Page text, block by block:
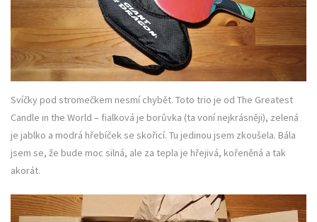
Svíčky pod stromečkem nesmí chybět. Toto trio je od The Greatest
Candle in the World – fialková je borůvka (ta voní nejkrásněji), zelená
je jablko a modrá hřebíček se skořicí. Tu jedinou jsem zkoušela. Bála
jsem se, že bude moc silná, ale za tepla je hřejivá, kořeněná a tak
akorát.